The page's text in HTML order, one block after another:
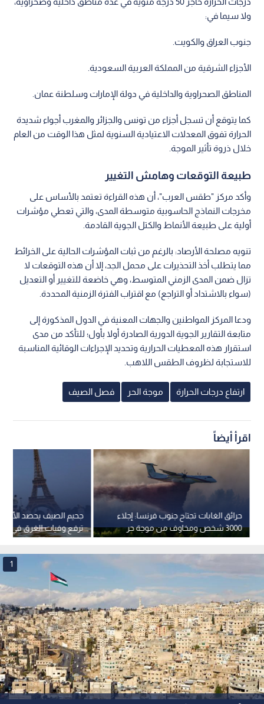
ولا سيما في:
جنوب العراق والكويت.
الأجزاء الشرقية من المملكة العربية السعودية.
المناطق الصحراوية والداخلية في دولة الإمارات وسلطنة عمان.
كما يتوقع أن تسجل أجزاء من تونس والجزائر والمغرب أجواء شديدة
الحرارة تفوق المعدلات الاعتيادية السنوية لمثل هذا الوقت من العام
خلال ذروة تأثير الموجة.
طبيعة التوقعات وهامش التغيير
وأكد مركز "طقس العرب"، أن هذه القراءة تعتمد بالأساس على
مخرجات النماذج الحاسوبية متوسطة المدى، والتي تعطي مؤشرات
أولية على طبيعة الأنماط والكتل الجوية القادمة.
تنويه مصلحة الأرصاد: بالرغم من ثبات المؤشرات الحالية على الخرائط
مما يتطلب أخذ التحذيرات على محمل الجد، إلا أن هذه التوقعات لا
تزال ضمن المدى الزمني المتوسط، وهي خاضعة للتغيير أو التعديل
(سواء بالاشتداد أو التراجع) مع اقتراب الفترة الزمنية المحددة.
ودعا المركز المواطنين والجهات المعنية في الدول المذكورة إلى
متابعة التقارير الجوية الدورية الصادرة أولا بأول؛ للتأكد من مدى
استقرار هذه المعطيات الحرارية وتحديد الإجراءات الوقائية المناسبة
للاستجابة لظروف الطقس اللاهب.
ارتفاع درجات الحرارة موجة الحر فصل الصيف
اقرأ أيضاً
جحيم الصيف يحصد
حالة
حرائق الغابات تجتاح جنوب فرنسا: إجلاء
3000 شخص ومخاوف من موجة حر
جديدة
1